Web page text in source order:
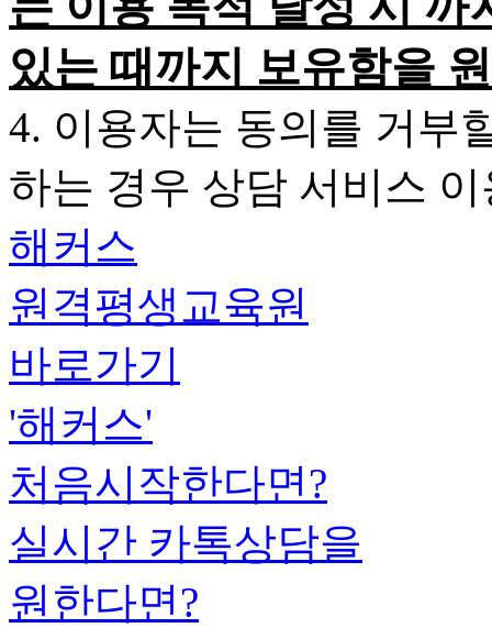
있는 때까지 보유함을
4. 이용자는 동의를 거부
하는 경우 상담 서비스
해커스
원격평생교육원
바로가기
'해커스'
처음시작한다면?
실시간 카톡상담을
원한다면?